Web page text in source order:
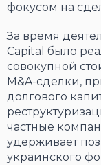
фокусом на
За время
Capital было
совокупной
M&A-сделки,
долгового
частные
удерживает
украинского